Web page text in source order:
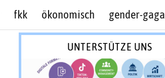
fkk ökonomisch gender-gaga
UNTERSTÜTZE UNS